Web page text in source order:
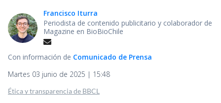
Francisco Iturra
Periodista de contenido publicitario y colaborador de
Magazine en BioBioChile
Con información de Comunicado de Prensa
Martes 03 junio de 2025 | 15:48
Ética y transparencia de BBCL